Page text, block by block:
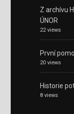
Z archívu
ÚNOR
22 views
První
20 views
Historie
8 views